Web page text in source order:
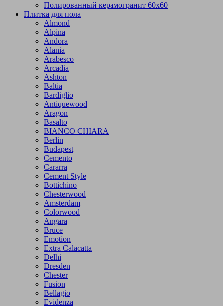
Полированный керамогранит 60х60
Плитка для пола
Almond
Alpina
Andora
Alania
Arabesco
Arcadia
Ashton
Baltia
Bardiglio
Antiquewood
Aragon
Basalto
BIANCO CHIARA
Berlin
Budapest
Cemento
Cararra
Cement Style
Bottichino
Chesterwood
Amsterdam
Colorwood
Angara
Bruce
Emotion
Extra Calacatta
Delhi
Dresden
Chester
Fusion
Bellagio
Evidenza